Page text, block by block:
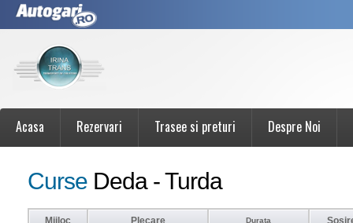
Acasa Rezervari Trasee si preturi Despre Noi
Curse Deda - Turda
Mijloc Plecare Durata